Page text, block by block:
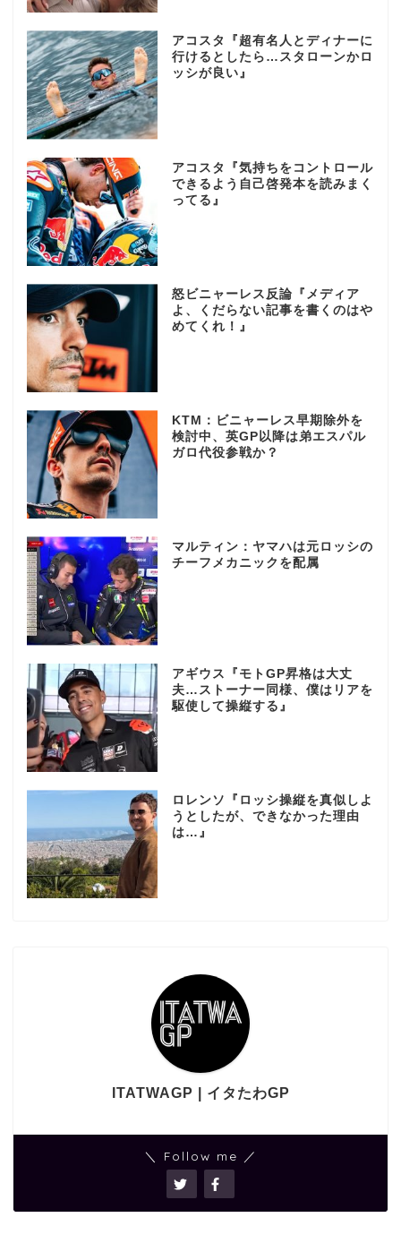
アコスタ『超有名人とディナーに
行けるとしたら…スタローンかロ
ッシが良い』
アコスタ『気持ちをコントロール
できるよう自己啓発本を読みまく
ってる』
怒ビニャーレス反論『メディア
よ、くだらない記事を書くのはや
めてくれ！』
KTM：ビニャーレス早期除外を
検討中、英GP以降は弟エスパル
ガロ代役参戦か？
マルティン：ヤマハは元ロッシの
チーフメカニックを配属
アギウス『モトGP昇格は大丈
夫…ストーナー同様、僕はリアを
駆使して操縦する』
ロレンソ『ロッシ操縦を真似しよ
うとしたが、できなかった理由
は…』
ITATWAGP | イタたわGP
＼ Follow me ／